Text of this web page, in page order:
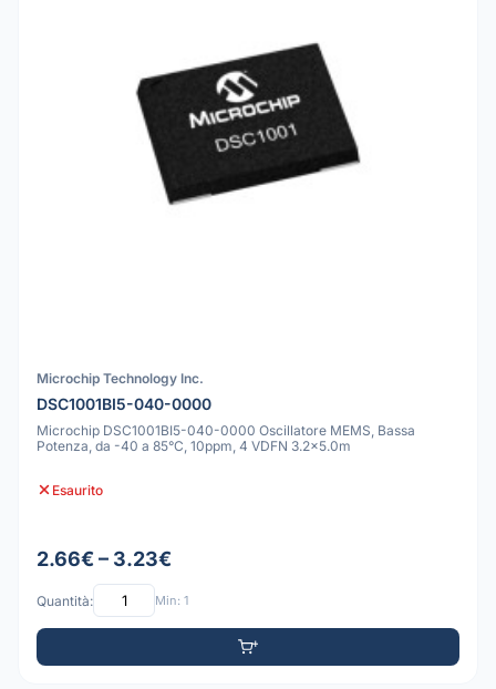
Microchip Technology Inc.
DSC1001BI5-040-0000
Microchip DSC1001BI5-040-0000 Oscillatore MEMS, Bassa
Potenza, da -40 a 85°C, 10ppm, 4 VDFN 3.2x5.0m
Esaurito
2.66€ – 3.23€
Quantità: Min: 1